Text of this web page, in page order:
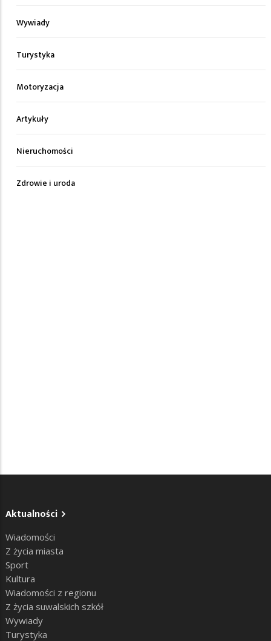
Wywiady
Turystyka
Motoryzacja
Artykuły
Nieruchomości
Zdrowie i uroda
Aktualności
Wiadomości
Z życia miasta
Sport
Kultura
Wiadomości z regionu
Z życia suwalskich szkół
Wywiady
Turystyka